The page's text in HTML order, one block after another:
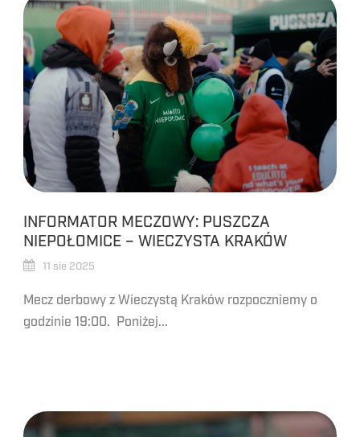
INFORMATOR MECZOWY: PUSZCZA
NIEPOŁOMICE – WIECZYSTA KRAKÓW
11 sie 2025
Mecz derbowy z Wieczystą Kraków rozpoczniemy o
godzinie 19:00. Poniżej...